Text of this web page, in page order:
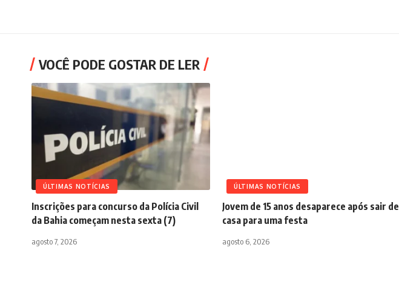
VOCÊ PODE GOSTAR DE LER
ÚLTIMAS NOTÍCIAS
Inscrições para concurso da Polícia Civil
da Bahia começam nesta sexta (7)
agosto 7, 2026
ÚLTIMAS NOTÍCIAS
Jovem de 15 anos desaparece após sair de
casa para uma festa
agosto 6, 2026